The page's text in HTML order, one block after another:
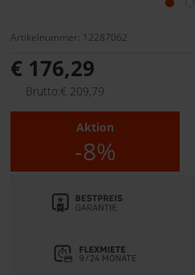
Artikelnummer: 12287062
€ 176,29
Brutto:€ 209,79
Aktion
-8%